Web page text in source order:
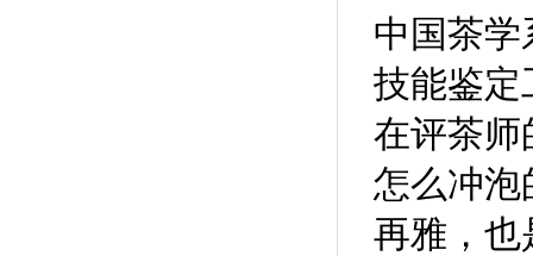
中国茶学
技能鉴定
在评茶师
怎么冲泡
再雅，也